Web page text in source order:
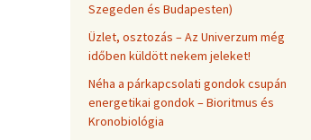
Szegeden és Budapesten)
Üzlet, osztozás – Az Univerzum még
időben küldött nekem jeleket!
Néha a párkapcsolati gondok csupán
energetikai gondok – Bioritmus és
Kronobiológia